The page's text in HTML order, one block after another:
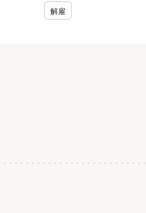
解雇